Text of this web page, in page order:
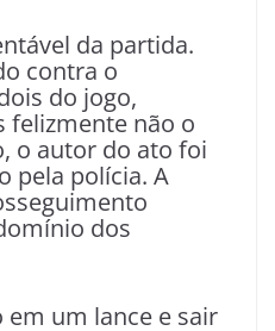
da partida.
contra o
do jogo,
felizmente não o
o autor do ato foi
pela polícia. A
dos
em um lance e sair